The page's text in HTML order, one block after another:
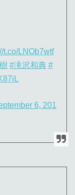
t.co/LNOb7wtf
#滝沢和典 #
6, 201